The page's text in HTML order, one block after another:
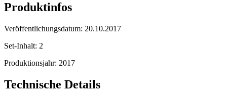
Produktinfos
Veröffentlichungsdatum: 20.10.2017
Set-Inhalt: 2
Produktionsjahr: 2017
Technische Details